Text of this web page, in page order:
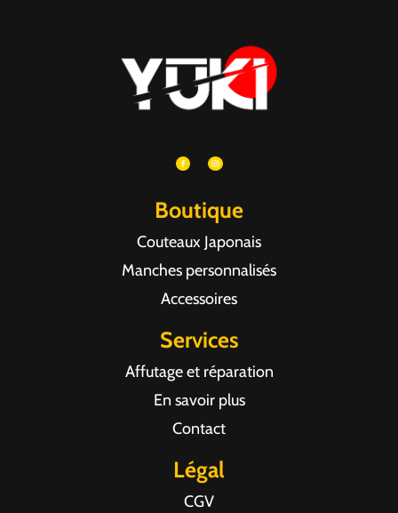
Boutique
Couteaux Japonais
Manches personnalisés
Accessoires
Services
Affutage et réparation
En savoir plus
Contact
Légal
CGV